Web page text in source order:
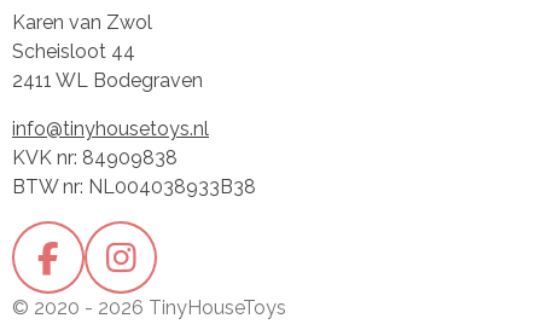
Karen van Zwol
Scheisloot 44
2411 WL Bodegraven
info@tinyhousetoys.nl
KVK nr: 84909838
BTW nr: NL004038933B38
F
a
I
n
© 2020 - 2026 TinyHouseToys